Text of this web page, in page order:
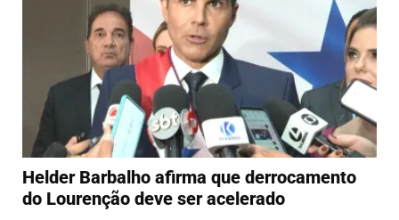
Helder Barbalho afirma que derrocamento
do Lourenção deve ser acelerado